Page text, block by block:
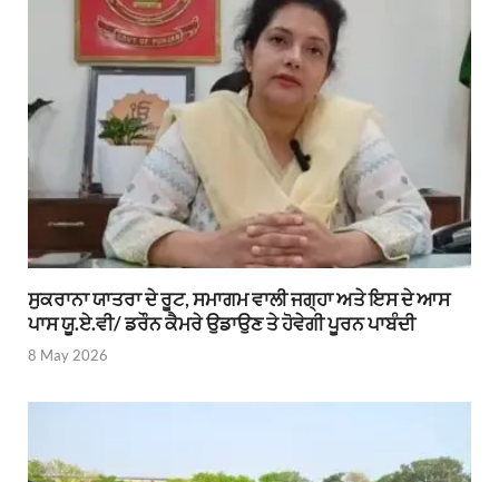
ਸੁਕਰਾਨਾ ਯਾਤਰਾ ਦੇ ਰੂਟ, ਸਮਾਗਮ ਵਾਲੀ ਜਗ੍ਹਾ ਅਤੇ ਇਸ ਦੇ ਆਸ
ਪਾਸ ਯੂ.ਏ.ਵੀ/ ਡਰੌਨ ਕੈਮਰੇ ਉਡਾਉਣ ਤੇ ਹੋਵੇਗੀ ਪੂਰਨ ਪਾਬੰਦੀ
8 May 2026